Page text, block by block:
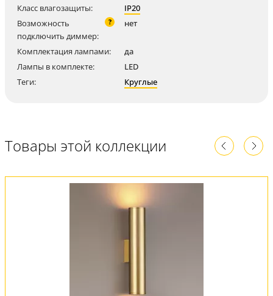
Класс влагозащиты:
IP20
Возможность
подключить диммер:
? нет
Комплектация лампами:
да
Лампы в комплекте:
LED
Теги:
Круглые
Товары этой коллекции